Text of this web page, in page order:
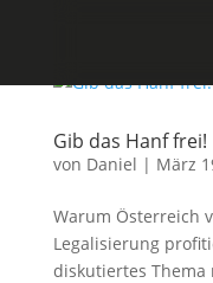
Gib das Hanf frei!
von Daniel | März
Warum Österreich
Legalisierung
diskutiertes Thema